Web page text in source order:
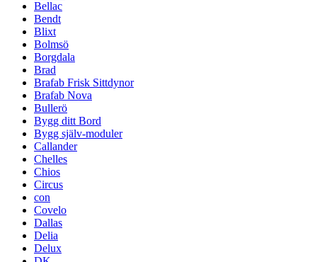
Bellac
Bendt
Blixt
Bolmsö
Borgdala
Brad
Brafab Frisk Sittdynor
Brafab Nova
Bullerö
Bygg ditt Bord
Bygg själv-moduler
Callander
Chelles
Chios
Circus
con
Covelo
Dallas
Delia
Delux